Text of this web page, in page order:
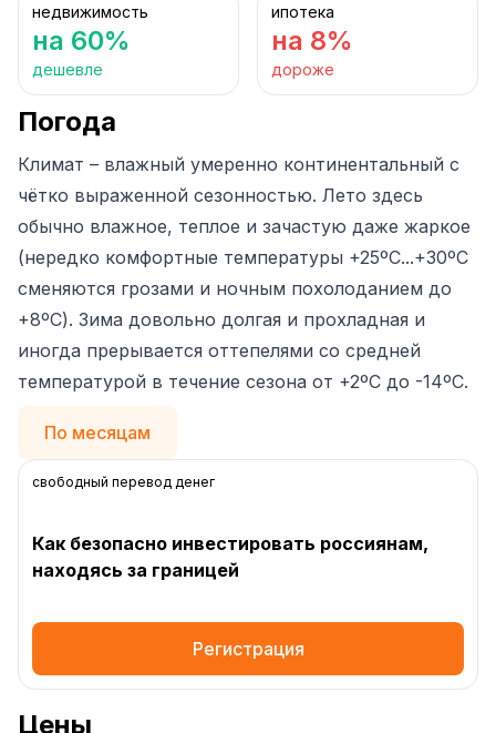
недвижимость
на 60%
дешевле
ипотека
на 8%
дороже
Погода
Климат – влажный умеренно континентальный с
чётко выраженной сезонностью. Лето здесь
обычно влажное, теплое и зачастую даже жаркое
(нередко комфортные температуры +25ºC...+30ºC
сменяются грозами и ночным похолоданием до
+8ºC). Зима довольно долгая и прохладная и
иногда прерывается оттепелями со средней
температурой в течение сезона от +2ºC до -14ºC.
По месяцам
свободный перевод денег
Как безопасно инвестировать россиянам,
находясь за границей
Регистрация
Цены